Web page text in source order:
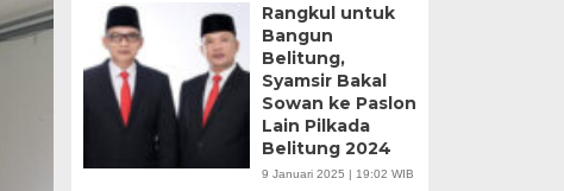
Rangkul untuk
Bangun
Belitung,
Syamsir Bakal
Sowan ke Paslon
Lain Pilkada
Belitung 2024
9 Januari 2025 | 19:02 WIB